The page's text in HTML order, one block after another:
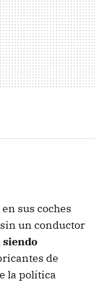
sus coches
un conductor
siendo
de
la política